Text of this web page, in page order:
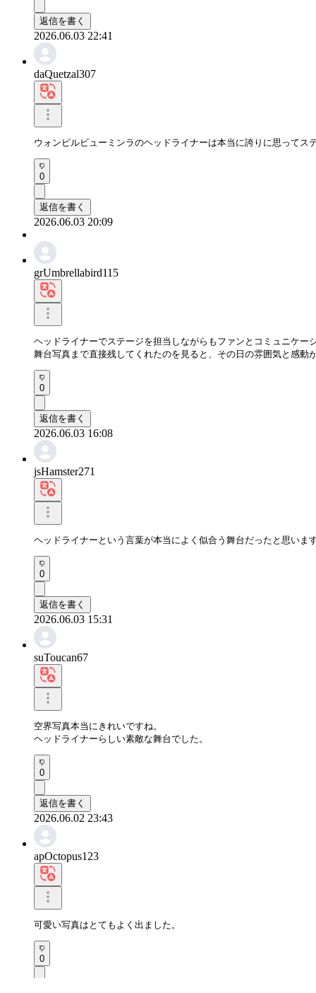
返信を書く
2026.06.03 22:41
daQuetzal307
ウォンピルビューミンラのヘッドライナーは本当に誇りに思ってス
0
返信を書く
2026.06.03 20:09
grUmbrellabird115
ヘッドライナーでステージを担当しながらもファンとコミュニケー
舞台写真まで直接残してくれたのを見ると、その日の雰囲気と感動
0
返信を書く
2026.06.03 16:08
jsHamster271
ヘッドライナーという言葉が本当によく似合う舞台だったと思いま
0
返信を書く
2026.06.03 15:31
suToucan67
空界写真本当にきれいですね。
ヘッドライナーらしい素敵な舞台でした。
0
返信を書く
2026.06.02 23:43
apOctopus123
可愛い写真はとてもよく出ました。
0